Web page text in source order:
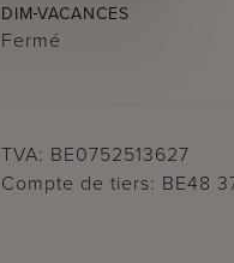
DIMVACANCES
Fermé
TVA: BE0752513627
Compte de tiers: BE48